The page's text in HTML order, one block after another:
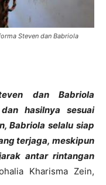
Steven dan Babriola
dan Babriola
hasilnya sesuai
Babriola selalu siap
terjaga, meskipun
antar rintangan
Kharisma Zein,